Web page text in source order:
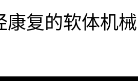
复的软体机械